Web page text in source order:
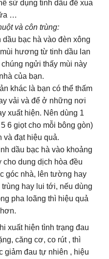
sử dụng tinh dầu để xua
…
và côn trùng:
bạc hà vào đèn xông
hương từ tinh dầu lan
ngửi thấy mùi này
của bạn.
khác là bạn có thể thấm
vải và để ở những nơi
xuất hiện. Nên dùng 1
6 giọt cho mỗi bông gòn)
đạt hiệu quả.
dầu bạc hà vào khoảng
dung dịch hòa đều
góc nhà, lên tường hay
hay lui tới, nếu dùng
pha loãng thì hiệu quả
xuất hiện tình trạng đau
căng cơ, co rút , thì
giảm đau tự nhiên , hiệu